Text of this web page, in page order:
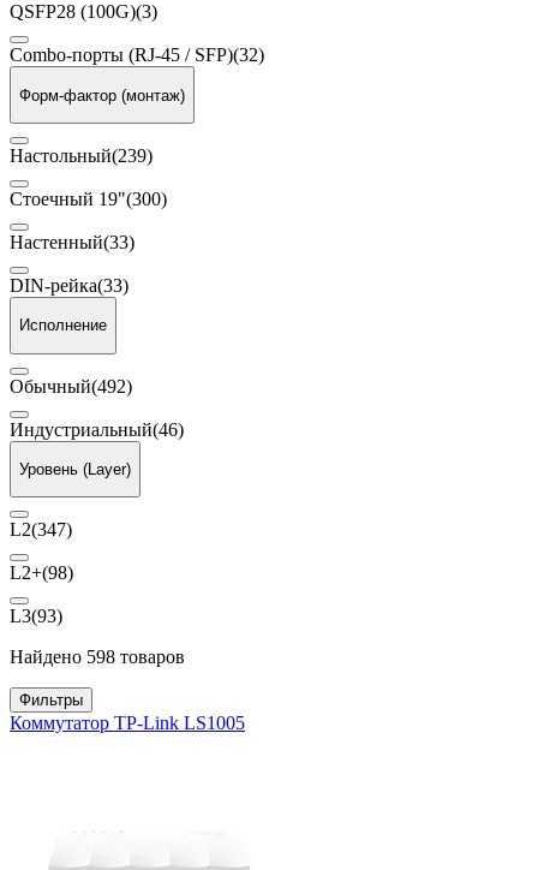
QSFP28 (100G)(3)
Combo-порты (RJ-45 / SFP)(32)
Форм-фактор (монтаж)
Настольный(239)
Стоечный 19"(300)
Настенный(33)
DIN-рейка(33)
Исполнение
Обычный(492)
Индустриальный(46)
Уровень (Layer)
L2(347)
L2+(98)
L3(93)
Найдено 598 товаров
Фильтры
Коммутатор TP-Link LS1005